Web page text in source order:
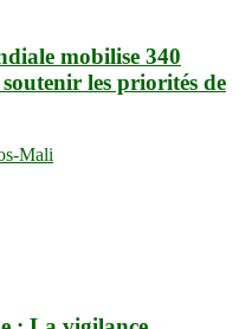
mobilise 340
les priorités de
Mali